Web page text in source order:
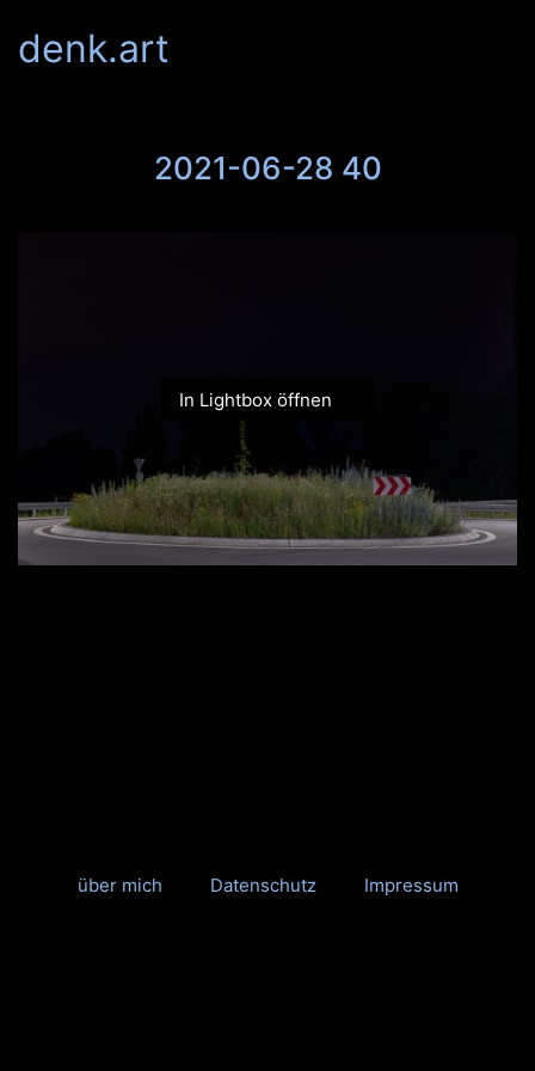
denk.art
2021-06-28 40
In Lightbox öffnen
über mich Datenschutz Impressum